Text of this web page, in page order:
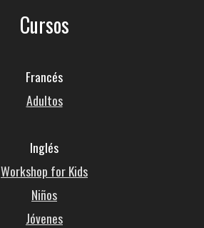
Cursos
Francés
Adultos
Inglés
Workshop for Kids
Niños
Jóvenes